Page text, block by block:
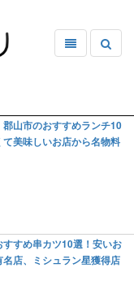
郡山市のおすすめランチ10
て美味しいお店から名物料
すすめ串カツ10選！安いお
名店、ミシュラン星獲得店